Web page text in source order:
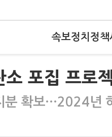
속보정치 정책
소 포집 프로
분 확보…2024년